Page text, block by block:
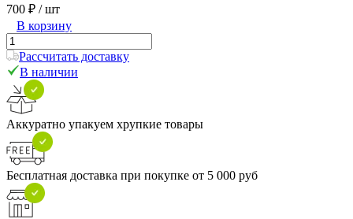
700 ₽ / шт
В корзину
Рассчитать доставку
В наличии
Аккуратно упакуем хрупкие товары
Бесплатная доставка при покупке от 5 000 руб